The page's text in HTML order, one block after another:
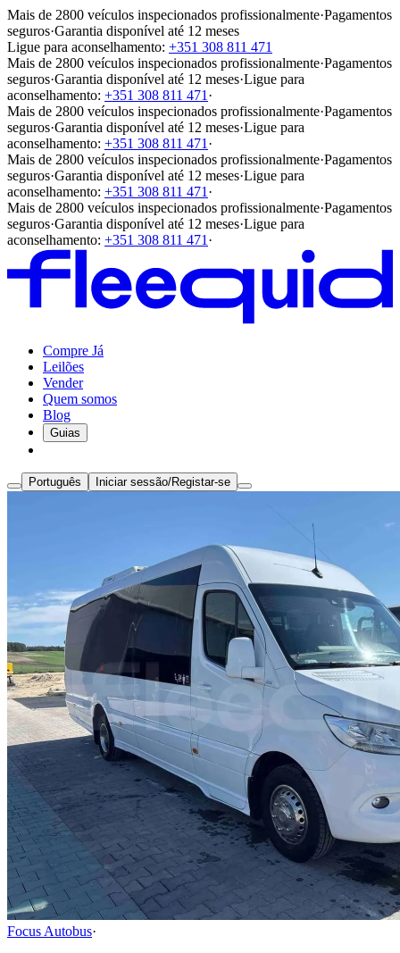
Mais de 2800 veículos inspecionados profissionalmente·Pagamentos
seguros·Garantia disponível até 12 meses
Ligue para aconselhamento: +351 308 811 471
Mais de 2800 veículos inspecionados profissionalmente·Pagamentos
seguros·Garantia disponível até 12 meses·Ligue para
aconselhamento: +351 308 811 471 ·
Mais de 2800 veículos inspecionados profissionalmente·Pagamentos
seguros·Garantia disponível até 12 meses·Ligue para
aconselhamento: +351 308 811 471 ·
Mais de 2800 veículos inspecionados profissionalmente·Pagamentos
seguros·Garantia disponível até 12 meses·Ligue para
aconselhamento: +351 308 811 471 ·
Mais de 2800 veículos inspecionados profissionalmente·Pagamentos
seguros·Garantia disponível até 12 meses·Ligue para
aconselhamento: +351 308 811 471 ·
Compre Já
Leilões
Vender
Quem somos
Blog
Guias
Português Iniciar sessão/Registar-se
Focus Autobus·